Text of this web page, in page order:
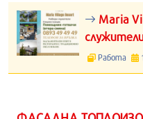
Maria
Работа